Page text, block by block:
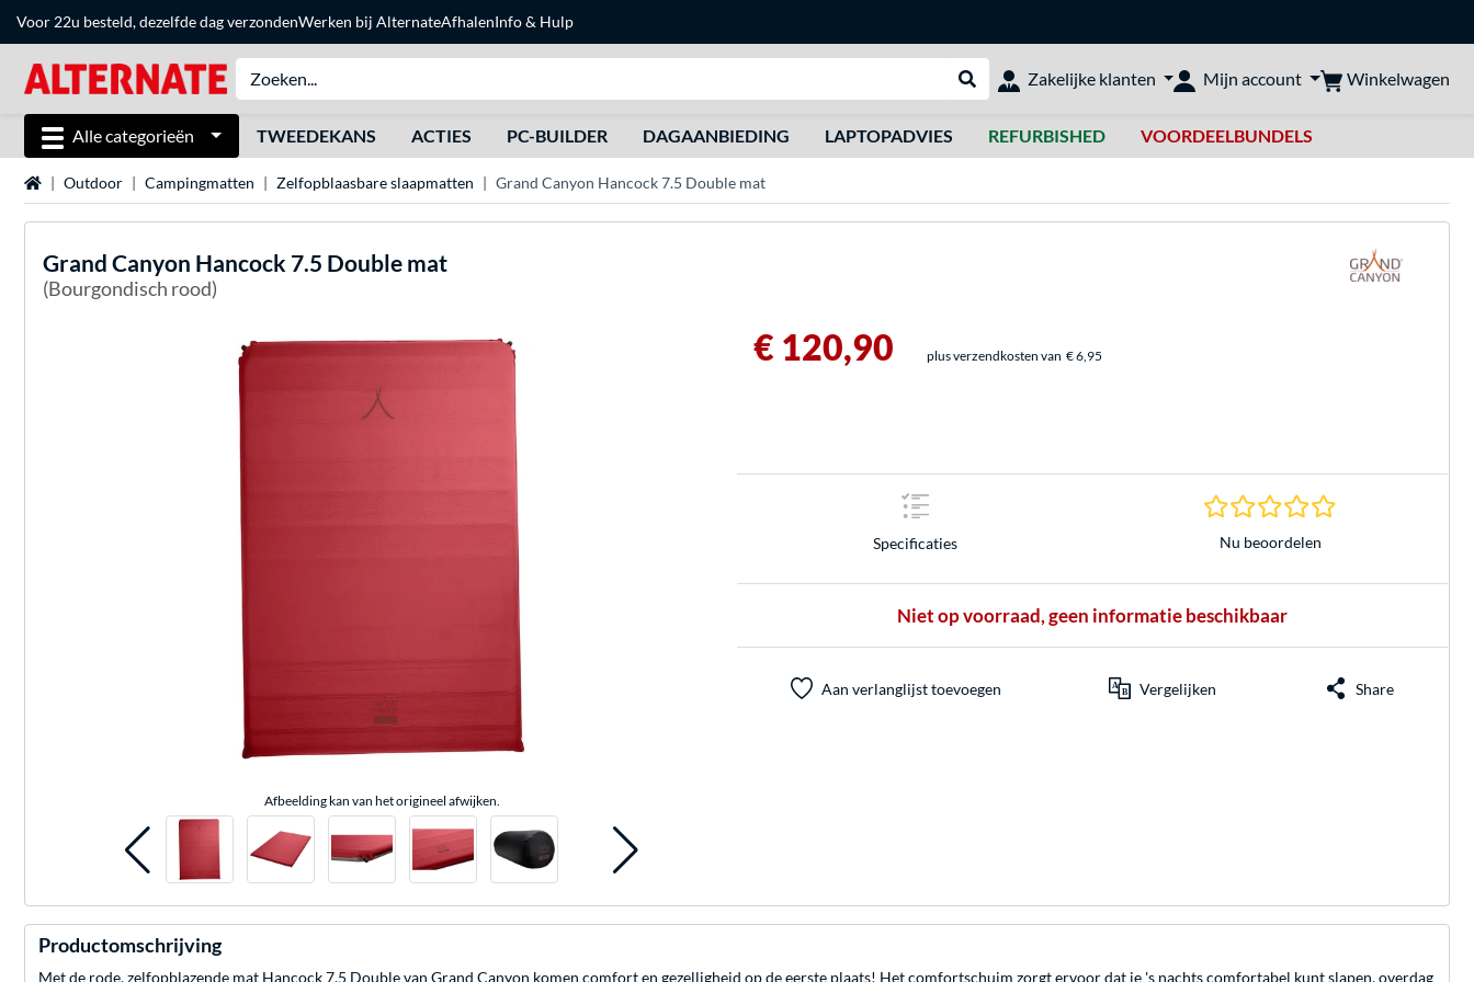
Voor 22u besteld, dezelfde dag verzondenWerken bij AlternateAfhalenInfo & Hulp
Webshop doorzoeken
Zakelijke klanten Mijn account Winkelwagen
Alle categorieën TWEEDEKANS ACTIES PC-BUILDER DAGAANBIEDING LAPTOPADVIES REFURBISHED VOORDEELBUNDELS
HomeOutdoor Campingmatten Zelfopblaasbare slaapmatten Grand Canyon Hancock 7.5 Double mat
Grand Canyon Hancock 7.5 Double mat
(Bourgondisch rood)
Afbeelding kan van het origineel afwijken.
€ 120,90 plus verzendkosten van € 6,95
Specificaties
0.0 sterren
Nu beoordelen
Niet op voorraad, geen informatie beschikbaar
Aan verlanglijst toevoegen Vergelijken Share
Productomschrijving
Met de rode, zelfopblazende mat Hancock 7.5 Double van Grand Canyon komen comfort en gezelligheid op de eerste plaats! Het comfortschuim zorgt ervoor dat je 's nachts comfortabel kunt slapen, overdag